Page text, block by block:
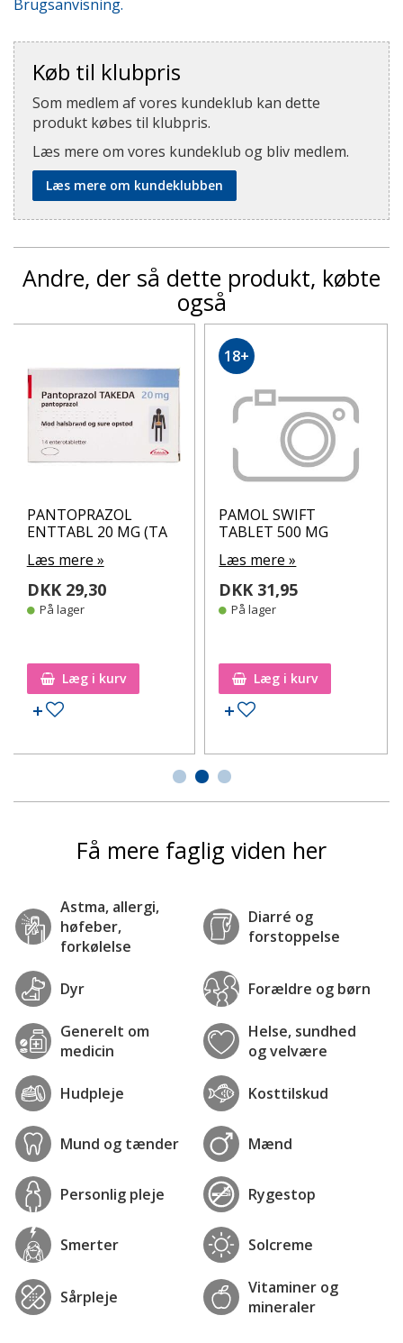
Brugsanvisning.
Køb til klubpris
Som medlem af vores kundeklub kan dette
produkt købes til klubpris.
Læs mere om vores kundeklub og bliv medlem.
Læs mere om kundeklubben
Andre, der så dette produkt, købte
også
PANTOPRAZOL
ENTTABL 20 MG (TA
Læs mere »
DKK 29,30
På lager
Læg i kurv
Tilføj til ønskeseddel
18+
PAMOL SWIFT
TABLET 500 MG
Læs mere »
DKK 31,95
På lager
Læg i kurv
Tilføj til ønskeseddel
Få mere faglig viden her
Astma, allergi,
høfeber,
forkølelse
Diarré og
forstoppelse
Dyr Forældre og børn
Generelt om
medicin
Helse, sundhed
og velvære
Hudpleje Kosttilskud
Mund og tænder Mænd
Personlig pleje Rygestop
Smerter Solcreme
Sårpleje
Vitaminer og
mineraler